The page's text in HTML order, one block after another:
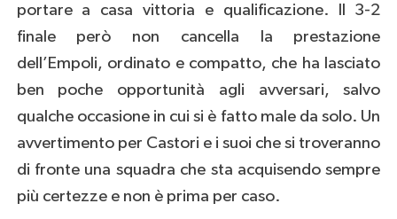
portare a casa vittoria e qualificazione. Il 3-2
finale però non cancella la prestazione
dell’Empoli, ordinato e compatto, che ha lasciato
ben poche opportunità agli avversari, salvo
qualche occasione in cui si è fatto male da solo. Un
avvertimento per Castori e i suoi che si troveranno
di fronte una squadra che sta acquisendo sempre
più certezze e non è prima per caso.